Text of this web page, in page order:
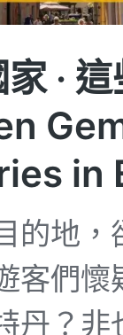
·
in
的地
客們
丹？